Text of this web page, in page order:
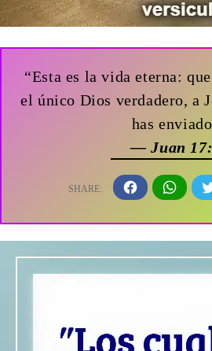
“Esta es la vida eterna:
el único Dios verdadero, a
has
— Juan